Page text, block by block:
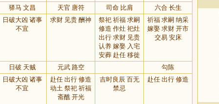
驿马 文昌 天官 唐符 司命 比肩 六合 长生
日破大凶 诸事
不宜
求财 见贵 酬神
祭祀 祈福 求嗣
修造 作灶 祀灶
出行 求财 见贵
认养 嫁娶 入宅
安葬 赴任 移徙
祈福 求嗣 纳采
嫁娶 求财 开市
交易 安床
日破 天贼 元武 路空 勾陈
日破大凶 诸事
不宜
赴任 出行 修造
动土 祭祀 祈福
斋醮 开光
吉时良辰 百无
禁忌
赴任 出行 修造